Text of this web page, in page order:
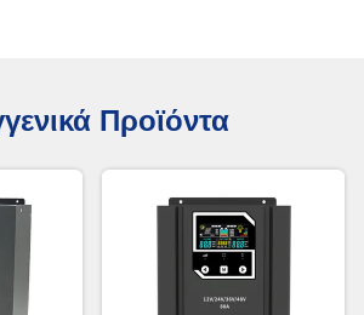
Προϊόντα